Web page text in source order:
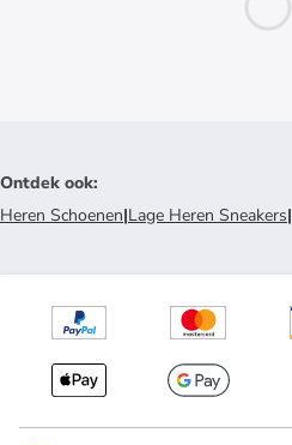
Ontdek ook:
Heren Schoenen|Lage Heren Sneakers|